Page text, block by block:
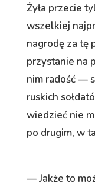
Żyła przecie
wszelkiej
nagrodę za tę
przystanie na
nim radość —
ruskich
wiedzieć nie
po drugim, w
— Jakże to